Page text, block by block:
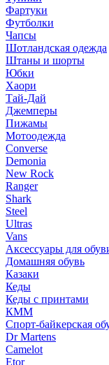
Фартуки
Футболки
Чапсы
Шотландская одежда
Штаны и шорты
Юбки
Хаори
Тай-Дай
Джемперы
Пижамы
Мотоодежда
Converse
Demonia
New Rock
Ranger
Shark
Steel
Ultras
Vans
Аксессуары для
Домашняя обувь
Казаки
Кеды
Кеды с принтами
КММ
Спорт-байкерская
Dr Martens
Camelot
Etor